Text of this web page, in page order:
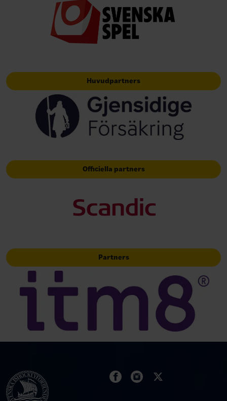
Huvudpartners
Officiella partners
Partners